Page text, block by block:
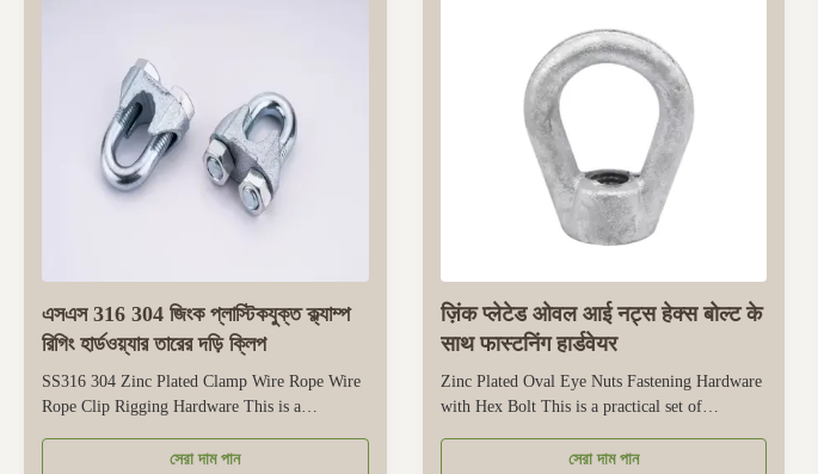
এসএস 316 304 জিংক প্লাস্টিকযুক্ত ক্ল্যাম্প
রিগিং হার্ডওয়্যার তারের দড়ি ক্লিপ
SS316 304 Zinc Plated Clamp Wire Rope Wire
Rope Clip Rigging Hardware This is a
specifically for securing steel wire ropes in
সেরা দাম পান
ज़िंक प्लेटेड ओवल आई नट्स हेक्स बोल्ट के
साथ फास्टनिंग हार्डवेयर
Zinc Plated Oval Eye Nuts Fastening Hardware
with Hex Bolt This is a practical set of
lifting, fixing, and component assembly in
সেরা দাম পান